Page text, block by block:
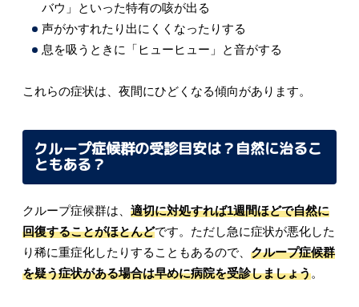
バウ」といった特有の咳が出る
声がかすれたり出にくくなったりする
息を吸うときに「ヒューヒュー」と音がする
これらの症状は、夜間にひどくなる傾向があります。
クループ症候群の受診目安は？自然に治るこ
ともある？
クループ症候群は、 適切に対処すれば1週間ほどで自然に
回復することがほとんどです。ただし急に症状が悪化した
り稀に重症化したりすることもあるので、 クループ症候群
を疑う症状がある場合は早めに病院を受診しましょう。